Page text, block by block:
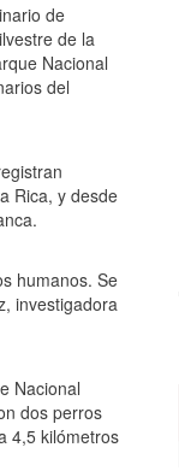
de
de la
Nacional
del
Rica, y desde
humanos. Se
investigadora
Nacional
dos perros
4,5 kilómetros
desigual